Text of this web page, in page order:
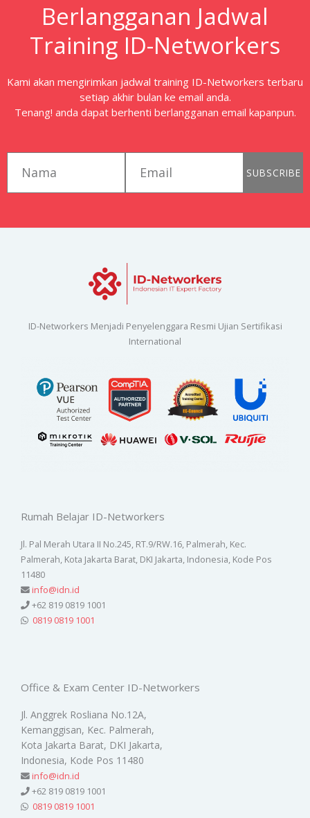
Berlangganan Jadwal
Training ID-Networkers
Kami akan mengirimkan jadwal training ID-Networkers terbaru
setiap akhir bulan ke email anda.
Tenang! anda dapat berhenti berlangganan email kapanpun.
SUBSCRIBE
ID-Networkers Menjadi Penyelenggara Resmi Ujian Sertifikasi
International
Rumah Belajar ID-Networkers
Jl. Pal Merah Utara II No.245, RT.9/RW.16, Palmerah, Kec.
Palmerah, Kota Jakarta Barat, DKI Jakarta, Indonesia, Kode Pos
11480
info@idn.id
+62 819 0819 1001
0819 0819 1001
Office & Exam Center ID-Networkers
Jl. Anggrek Rosliana No.12A,
Kemanggisan, Kec. Palmerah,
Kota Jakarta Barat, DKI Jakarta,
Indonesia, Kode Pos 11480
info@idn.id
+62 819 0819 1001
0819 0819 1001